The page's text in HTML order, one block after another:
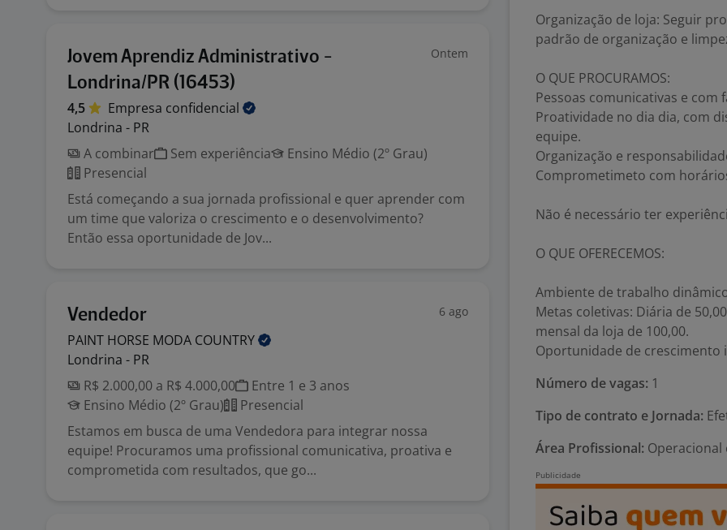
Jovem Aprendiz Administrativo -
Londrina/PR (16453)
Ontem
4,5 Empresa confidencial
Londrina - PR
A combinar
Sem experiência
Ensino Médio (2º Grau)
Presencial
Está começando a sua jornada profissional e quer aprender com
um time que valoriza o crescimento e o desenvolvimento?
Então essa oportunidade de Jov...
Vendedor 6 ago
PAINT HORSE MODA COUNTRY
Londrina - PR
R$ 2.000,00 a R$ 4.000,00
Entre 1 e 3 anos
Ensino Médio (2º Grau)
Presencial
Estamos em busca de uma Vendedora para integrar nossa
equipe! Procuramos uma profissional comunicativa, proativa e
comprometida com resultados, que go...
Organização de loja: Seguir
padrão de organização e
O QUE PROCURAMOS:
Pessoas comunicativas e
Proatividade no dia dia, com
equipe.
Organização e
Comprometimeto com
Não é necessário ter
O QUE OFERECEMOS:
Ambiente de trabalho
Metas coletivas: Diária de
mensal da loja de 100,00.
Oportunidade de crescimento
Número de vagas: 1
Tipo de contrato e Jornada:
Área Profissional: Operacional